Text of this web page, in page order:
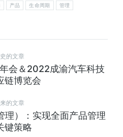
产品 生命周期 管理
的文章
会＆2022成渝汽车科技
链博览会
的文章
理）：实现全面产品管理
键策略